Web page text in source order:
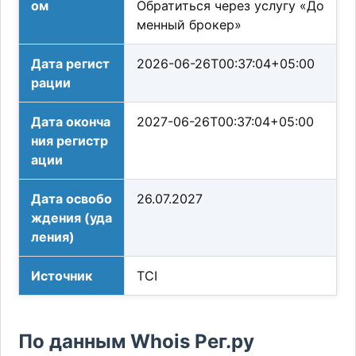
ом
Обратиться через услугу «До
менный брокер»
Дата регист
рации
2026-06-26T00:37:04+05:00
Дата оконча
ния регистр
ации
2027-06-26T00:37:04+05:00
Дата освобо
ждения (уда
ления)
26.07.2027
Источник TCI
По данным Whois Рег.ру